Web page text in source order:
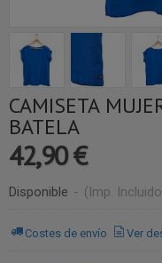
CAMISETA
BATELA
42,90 €
Disponible - (Imp.
Costes de envío Ver